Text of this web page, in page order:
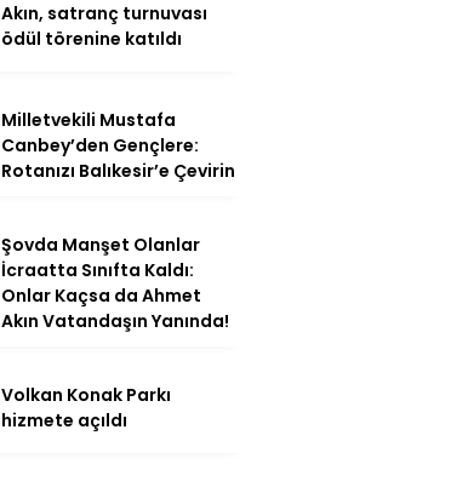
Akın, satranç turnuvası
ödül törenine katıldı
Milletvekili Mustafa
Canbey’den Gençlere:
Rotanızı Balıkesir’e Çevirin
Şovda Manşet Olanlar
İcraatta Sınıfta Kaldı:
Onlar Kaçsa da Ahmet
Akın Vatandaşın Yanında!
Volkan Konak Parkı
hizmete açıldı